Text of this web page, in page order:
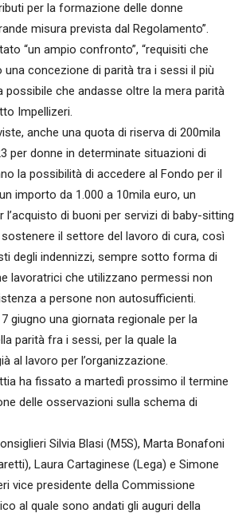
per la formazione delle donne
misura prevista dal Regolamento”.
“un ampio confronto”, “requisiti che
una concezione di parità tra i sessi il più
possibile che andasse oltre la mera parità
Impellizeri.
anche una quota di riserva di 200mila
per donne in determinate situazioni di
la possibilità di accedere al Fondo per il
importo da 1.000 a 10mila euro, un
l’acquisto di buoni per servizi di baby-sitting
il settore del lavoro di cura, così
degli indennizzi, sempre sotto forma di
lavoratrici che utilizzano permessi non
a persone non autosufficienti.
giugno una giornata regionale per la
parità fra i sessi, per la quale la
al lavoro per l’organizzazione.
ha fissato a martedì prossimo il termine
delle osservazioni sulla schema di
Silvia Blasi (M5S), Marta Bonafoni
Laura Cartaginese (Lega) e Simone
vice presidente della Commissione
al quale sono andati gli auguri della